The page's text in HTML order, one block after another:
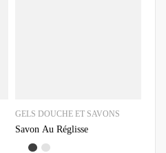
GELS DOUCHE ET SAVONS
Savon Au Réglisse